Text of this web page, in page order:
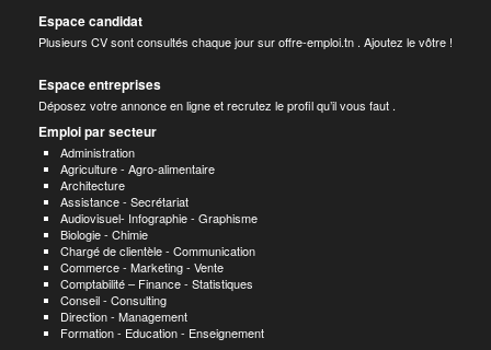
Espace candidat
Plusieurs CV sont consultés chaque jour sur offre-emploi.tn . Ajoutez le vôtre !
Espace entreprises
Déposez votre annonce en ligne et recrutez le profil qu’il vous faut .
Emploi par secteur
Administration
Agriculture - Agro-alimentaire
Architecture
Assistance - Secrétariat
Audiovisuel- Infographie - Graphisme
Biologie - Chimie
Chargé de clientèle - Communication
Commerce - Marketing - Vente
Comptabilité – Finance - Statistiques
Conseil - Consulting
Direction - Management
Formation - Education - Enseignement